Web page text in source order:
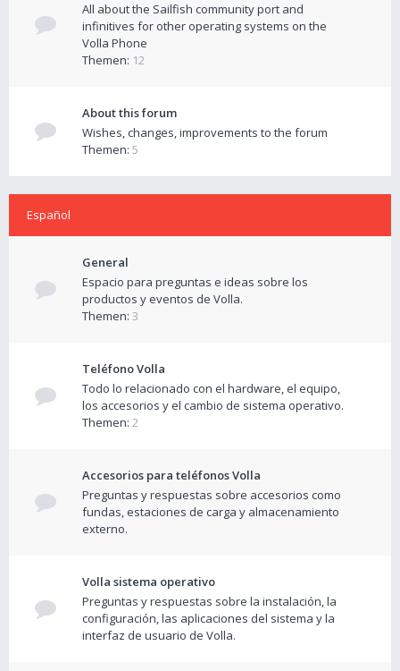
All about the Sailfish community port and
infinitives for other operating systems on the
Volla Phone
Themen: 12
About this forum
Wishes, changes, improvements to the forum
Themen: 5
Español
General
Espacio para preguntas e ideas sobre los
productos y eventos de Volla.
Themen: 3
Teléfono Volla
Todo lo relacionado con el hardware, el equipo,
los accesorios y el cambio de sistema operativo.
Themen: 2
Accesorios para teléfonos Volla
Preguntas y respuestas sobre accesorios como
fundas, estaciones de carga y almacenamiento
externo.
Volla sistema operativo
Preguntas y respuestas sobre la instalación, la
configuración, las aplicaciones del sistema y la
interfaz de usuario de Volla.